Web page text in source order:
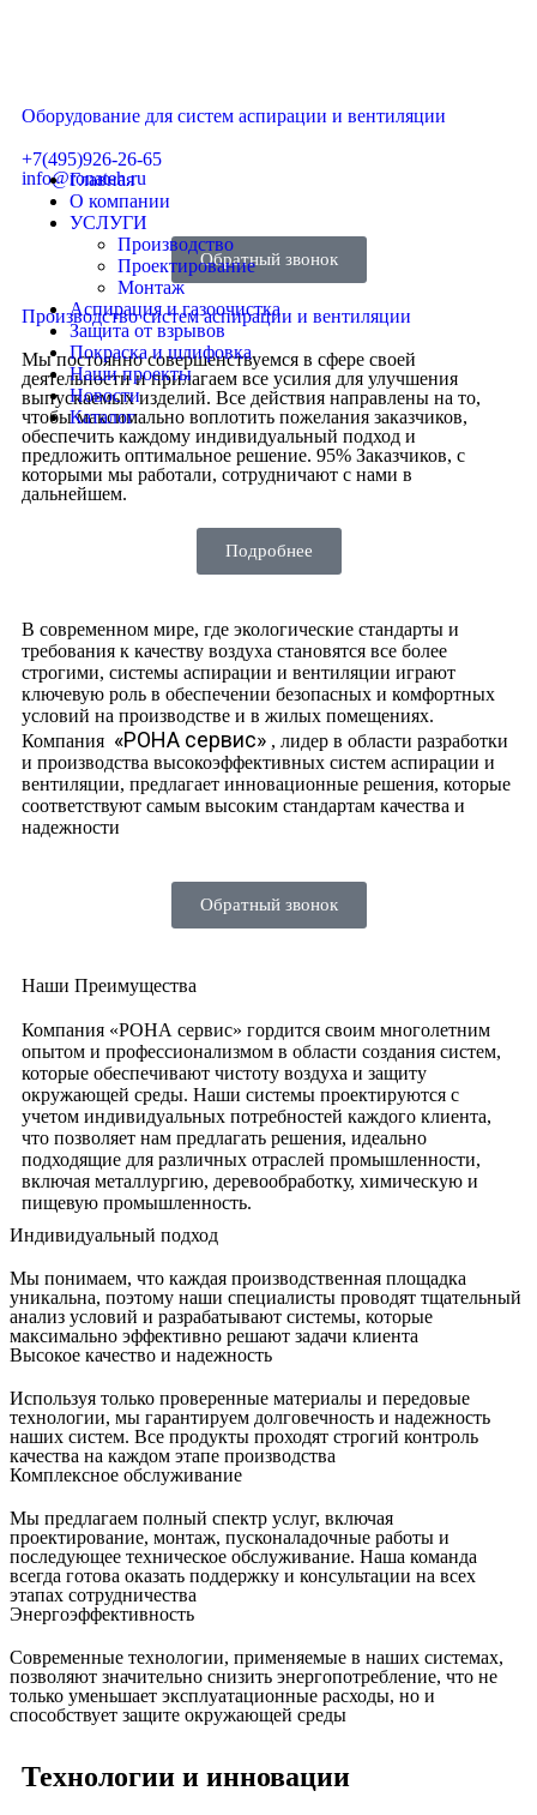
Оборудование для систем аспирации и вентиляции
+7(495)926-26-65
info@ronateh.ru
Главная
О компании
УСЛУГИ
Производство
Проектирование
Монтаж
Аспирация и газоочистка
Защита от взрывов
Покраска и шлифовка
Наши проекты
Новости
Каталог
Обратный звонок
Производство систем аспирации и вентиляции
Мы постоянно совершенствуемся в сфере своей
деятельности и прилагаем все усилия для улучшения
выпускаемых изделий. Все действия направлены на то,
чтобы максимально воплотить пожелания заказчиков,
обеспечить каждому индивидуальный подход и
предложить оптимальное решение. 95% Заказчиков, с
которыми мы работали, сотрудничают с нами в
дальнейшем.
Подробнее
В современном мире, где экологические стандарты и
требования к качеству воздуха становятся все более
строгими, системы аспирации и вентиляции играют
ключевую роль в обеспечении безопасных и комфортных
условий на производстве и в жилых помещениях.
Компания «РОНА сервис» , лидер в области разработки
и производства высокоэффективных систем аспирации и
вентиляции, предлагает инновационные решения, которые
соответствуют самым высоким стандартам качества и
надежности
Обратный звонок
Наши Преимущества
Компания «РОНА сервис» гордится своим многолетним
опытом и профессионализмом в области создания систем,
которые обеспечивают чистоту воздуха и защиту
окружающей среды. Наши системы проектируются с
учетом индивидуальных потребностей каждого клиента,
что позволяет нам предлагать решения, идеально
подходящие для различных отраслей промышленности,
включая металлургию, деревообработку, химическую и
пищевую промышленность.
Индивидуальный подход
Мы понимаем, что каждая производственная площадка
уникальна, поэтому наши специалисты проводят тщательный
анализ условий и разрабатывают системы, которые
максимально эффективно решают задачи клиента
Высокое качество и надежность
Используя только проверенные материалы и передовые
технологии, мы гарантируем долговечность и надежность
наших систем. Все продукты проходят строгий контроль
качества на каждом этапе производства
Комплексное обслуживание
Мы предлагаем полный спектр услуг, включая
проектирование, монтаж, пусконаладочные работы и
последующее техническое обслуживание. Наша команда
всегда готова оказать поддержку и консультации на всех
этапах сотрудничества
Энергоэффективность
Современные технологии, применяемые в наших системах,
позволяют значительно снизить энергопотребление, что не
только уменьшает эксплуатационные расходы, но и
способствует защите окружающей среды
Технологии и инновации